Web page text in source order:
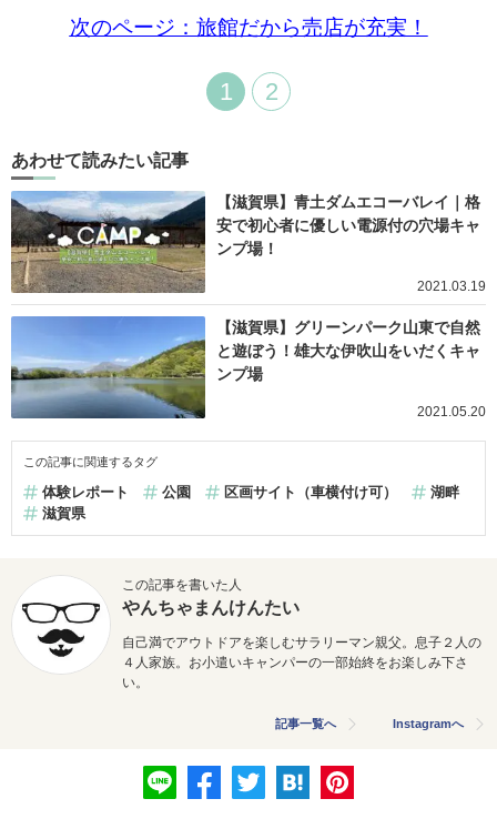
次のページ：旅館だから売店が充実！
1 2
あわせて読みたい記事
【滋賀県】青土ダムエコーバレイ｜格
安で初心者に優しい電源付の穴場キャ
ンプ場！
2021.03.19
【滋賀県】グリーンパーク山東で自然
と遊ぼう！雄大な伊吹山をいだくキャ
ンプ場
2021.05.20
この記事に関連するタグ
体験レポート 公園 区画サイト（車横付け可）
湖畔
滋賀県
この記事を書いた人
やんちゃまんけんたい
自己満でアウトドアを楽しむサラリーマン親父。息子２人の
４人家族。お小遣いキャンパーの一部始終をお楽しみ下さ
い。
記事一覧へ Instagramへ